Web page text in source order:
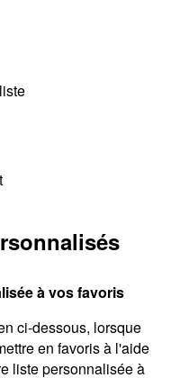
à vos favoris
ci-dessous, lorsque
en favoris à l'aide
liste personnalisée à